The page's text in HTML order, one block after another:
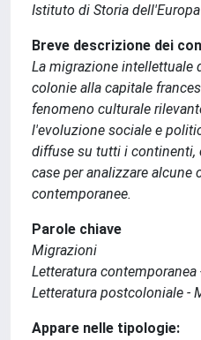
Istituto di Storia
Breve descrizione dei
La migrazione intellettuale
colonie alla capitale
fenomeno culturale
l'evoluzione sociale e
diffuse su tutti i continenti,
case per analizzare
contemporanee.
Parole chiave
Migrazioni
Letteratura
Letteratura postcoloniale -
Appare nelle tipologie: